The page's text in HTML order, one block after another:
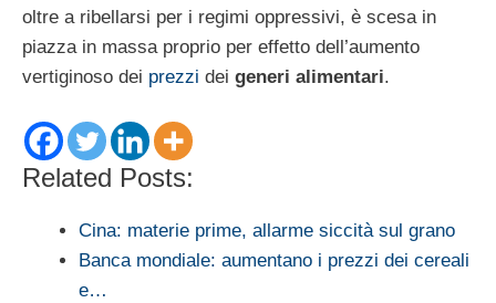
oltre a ribellarsi per i regimi oppressivi, è scesa in
piazza in massa proprio per effetto dell’aumento
vertiginoso dei prezzi dei generi alimentari.
Related Posts:
Cina: materie prime, allarme siccità sul grano
Banca mondiale: aumentano i prezzi dei cereali
e…